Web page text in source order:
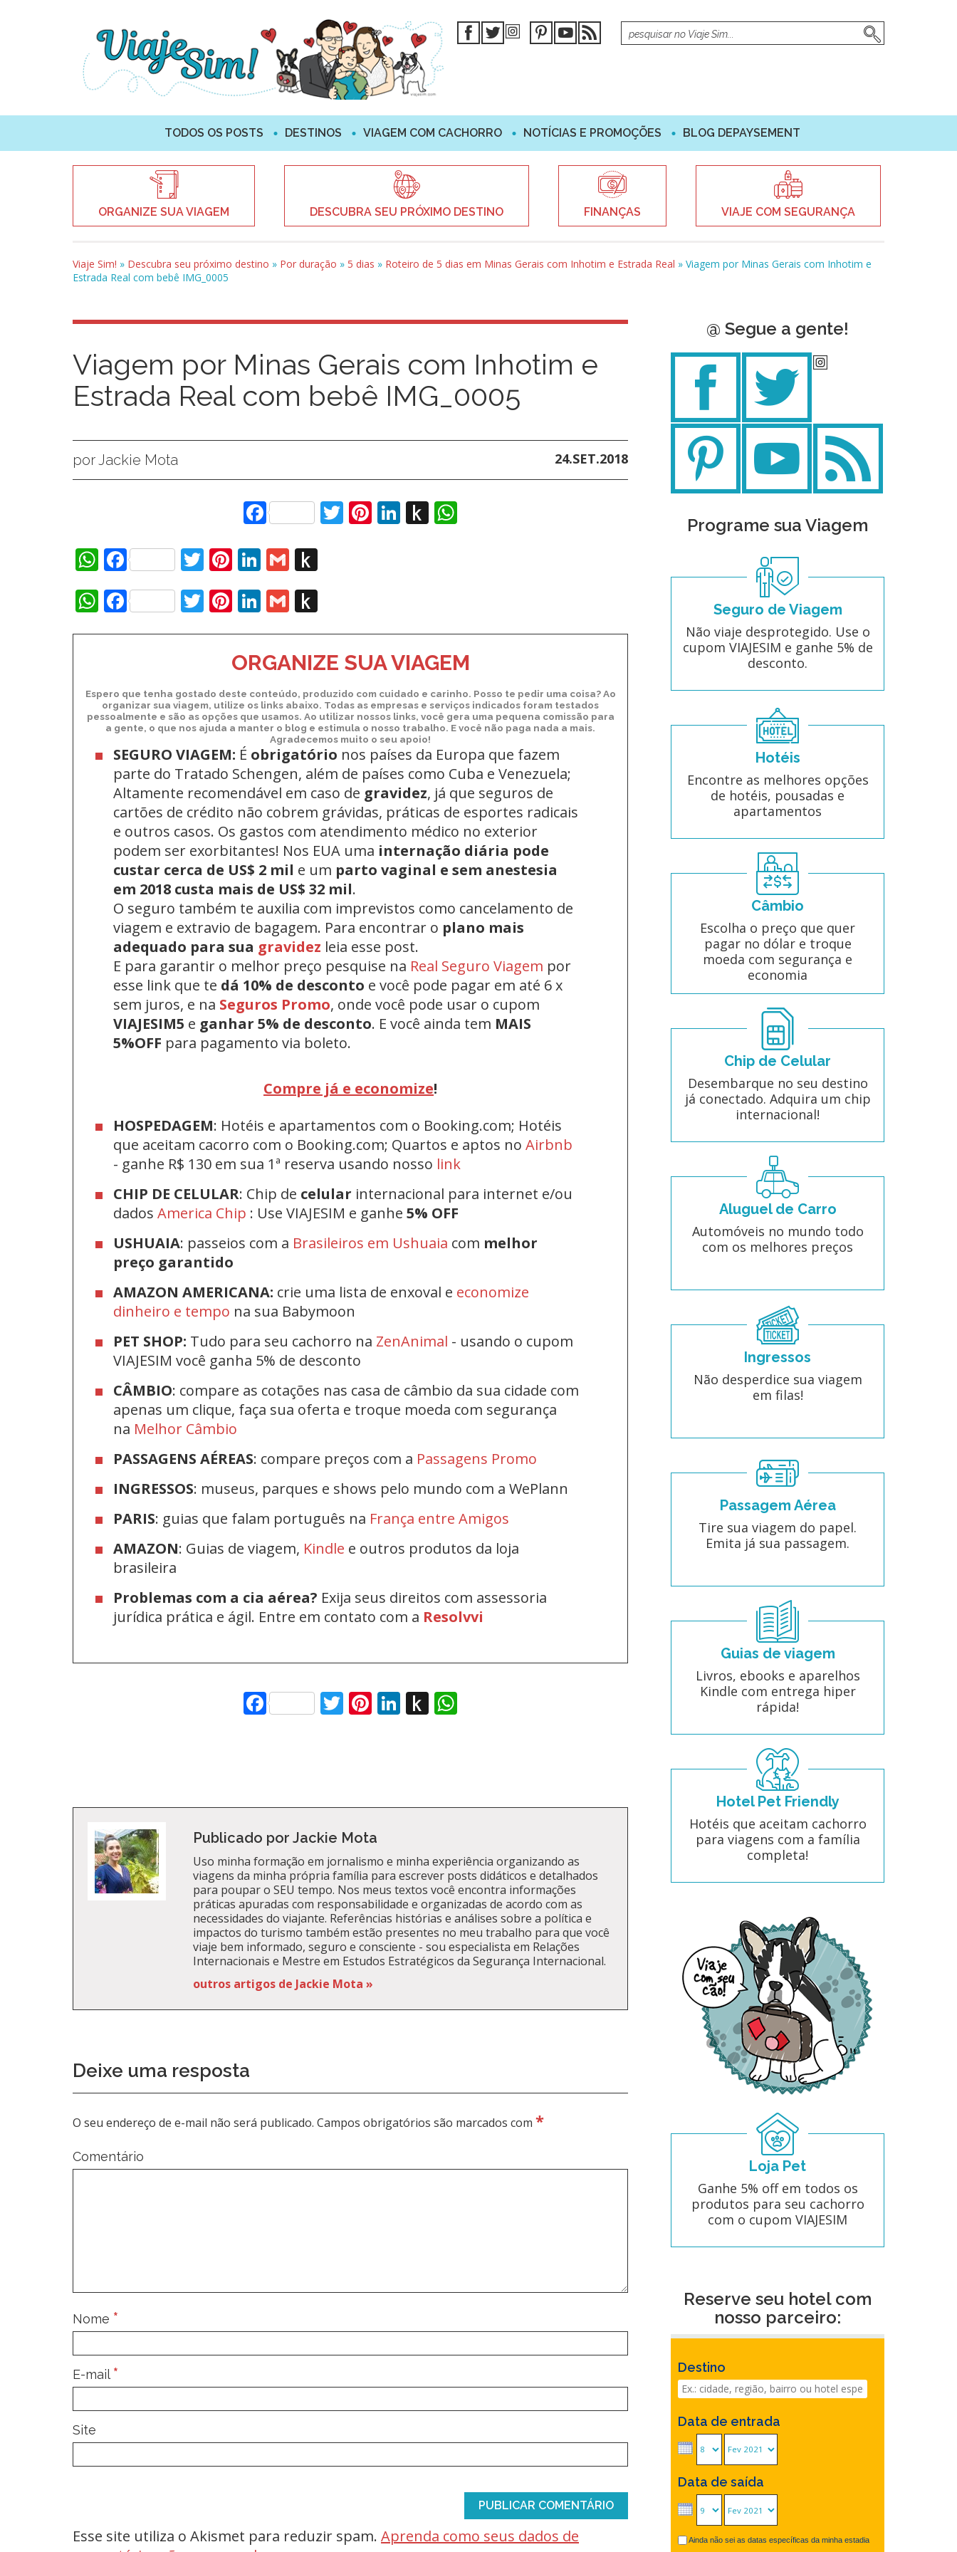
TODOS OS POSTS DESTINOS VIAGEM COM CACHORRO NOTÍCIAS E PROMOÇÕES BLOG DEPAYSEMENT
ORGANIZE SUA VIAGEM DESCUBRA SEU PRÓXIMO DESTINO FINANÇAS VIAJE COM SEGURANÇA
Viaje Sim! » Descubra seu próximo destino » Por duração » 5 dias » Roteiro de 5 dias em Minas Gerais com Inhotim e Estrada Real » Viagem por Minas Gerais com Inhotim e
Estrada Real com bebê IMG_0005
Viagem por Minas Gerais com Inhotim e
Estrada Real com bebê IMG_0005
por Jackie Mota 24.SET.2018
FacebookTwitter
Pinterest
LinkedIn
Push
WhatsApp
FacebookTwitter
Pinterest
LinkedIn
Gmail
WhatsApp
FacebookTwitter
Pinterest
LinkedIn
Gmail
ORGANIZE SUA VIAGEM
Espero que tenha gostado deste conteúdo, produzido com cuidado e carinho. Posso te pedir uma coisa? Ao
organizar sua viagem, utilize os links abaixo. Todas as empresas e serviços indicados foram testados
pessoalmente e são as opções que usamos. Ao utilizar nossos links, você gera uma pequena comissão para
a gente, o que nos ajuda a manter o blog e estimula o nosso trabalho. E você não paga nada a mais.
Agradecemos muito o seu apoio!
SEGURO VIAGEM: É obrigatório nos países da Europa que fazem
parte do Tratado Schengen, além de países como Cuba e Venezuela;
Altamente recomendável em caso de gravidez, já que seguros de
cartões de crédito não cobrem grávidas, práticas de esportes radicais
e outros casos. Os gastos com atendimento médico no exterior
podem ser exorbitantes! Nos EUA uma internação diária pode
custar cerca de US$ 2 mil e um parto vaginal e sem anestesia
em 2018 custa mais de US$ 32 mil.
O seguro também te auxilia com imprevistos como cancelamento de
viagem e extravio de bagagem. Para encontrar o plano mais
adequado para sua gravidez leia esse post.
E para garantir o melhor preço pesquise na Real Seguro Viagem por
esse link que te dá 10% de desconto e você pode pagar em até 6 x
sem juros, e na Seguros Promo, onde você pode usar o cupom
VIAJESIM5 e ganhar 5% de desconto. E você ainda tem MAIS
5%OFF para pagamento via boleto.
Compre já e economize!
HOSPEDAGEM: Hotéis e apartamentos com o Booking.com; Hotéis
que aceitam cacorro com o Booking.com; Quartos e aptos no Airbnb
- ganhe R$ 130 em sua 1ª reserva usando nosso link
CHIP DE CELULAR: Chip de celular internacional para internet e/ou
dados America Chip : Use VIAJESIM e ganhe 5% OFF
USHUAIA: passeios com a Brasileiros em Ushuaia com melhor
preço garantido
AMAZON AMERICANA: crie uma lista de enxoval e economize
dinheiro e tempo na sua Babymoon
PET SHOP: Tudo para seu cachorro na ZenAnimal - usando o cupom
VIAJESIM você ganha 5% de desconto
CÂMBIO: compare as cotações nas casa de câmbio da sua cidade com
apenas um clique, faça sua oferta e troque moeda com segurança
na Melhor Câmbio
PASSAGENS AÉREAS: compare preços com a Passagens Promo
INGRESSOS: museus, parques e shows pelo mundo com a WePlann
PARIS: guias que falam português na França entre Amigos
AMAZON: Guias de viagem, Kindle e outros produtos da loja
brasileira
Problemas com a cia aérea? Exija seus direitos com assessoria
jurídica prática e ágil. Entre em contato com a Resolvvi
FacebookTwitter
Pinterest
LinkedIn
Push
Publicado por Jackie Mota
Uso minha formação em jornalismo e minha experiência organizando as
viagens da minha própria família para escrever posts didáticos e detalhados
para poupar o SEU tempo. Nos meus textos você encontra informações
práticas apuradas com responsabilidade e organizadas de acordo com as
necessidades do viajante. Referências histórias e análises sobre a política e
impactos do turismo também estão presentes no meu trabalho para que você
viaje bem informado, seguro e consciente - sou especialista em Relações
Internacionais e Mestre em Estudos Estratégicos da Segurança Internacional.
outros artigos de Jackie Mota »
Deixe uma resposta
O seu endereço de e-mail não será publicado. Campos obrigatórios são marcados com *
Comentário
Nome *
E-mail *
Site
Esse site utiliza o Akismet para reduzir spam. Aprenda como seus dados de
@ Segue a gente!
Programe sua Viagem
Seguro de Viagem
Não viaje desprotegido. Use o
cupom VIAJESIM e ganhe 5% de
desconto.
Hotéis
Encontre as melhores opções
de hotéis, pousadas e
apartamentos
Câmbio
Escolha o preço que quer
pagar no dólar e troque
moeda com segurança e
economia
Chip de Celular
Desembarque no seu destino
já conectado. Adquira um chip
internacional!
Aluguel de Carro
Automóveis no mundo todo
com os melhores preços
Ingressos
Não desperdice sua viagem
em filas!
Passagem Aérea
Tire sua viagem do papel.
Emita já sua passagem.
Guias de viagem
Livros, ebooks e aparelhos
Kindle com entrega hiper
rápida!
Hotel Pet Friendly
Hotéis que aceitam cachorro
para viagens com a família
completa!
Loja Pet
Ganhe 5% off em todos os
produtos para seu cachorro
com o cupom VIAJESIM
Reserve seu hotel com
nosso parceiro:
Destino
Data de entrada
Data de saída
Ainda não sei as datas específicas da minha estadia